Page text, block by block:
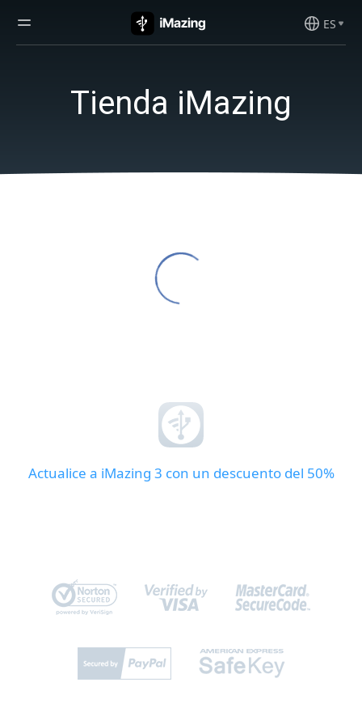
ES
Tienda iMazing
Actualice a iMazing 3 con un descuento del 50%